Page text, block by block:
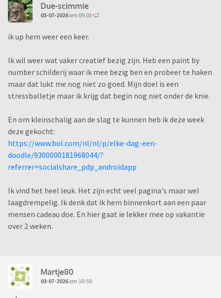
Due-scimmie
03-07-2026om 09:03
ik up hem weer een keer.
Ik wil weer wat vaker creatief bezig zijn. Heb een paint by
number schilderij waar ik mee bezig ben en probeer te haken
maar dat lukt me nog niet zo goed. Mijn doel is een
stressballetje maar ik krijg dat begin nog niet onder de knie.
En om kleinschalig aan de slag te kunnen heb ik deze week
deze gekocht:
https://www.bol.com/nl/nl/p/elke-dag-een-
doodle/9300000181968044/?
referrer=socialshare_pdp_androidapp
Ik vind het heel leuk. Het zijn echt veel pagina's maar wel
laagdrempelig. Ik denk dat ik hem binnenkort aan een paar
mensen cadeau doe. En hier gaat ie lekker mee op vakantie
over 2 weken.
Martje80
03-07-2026om 16:59